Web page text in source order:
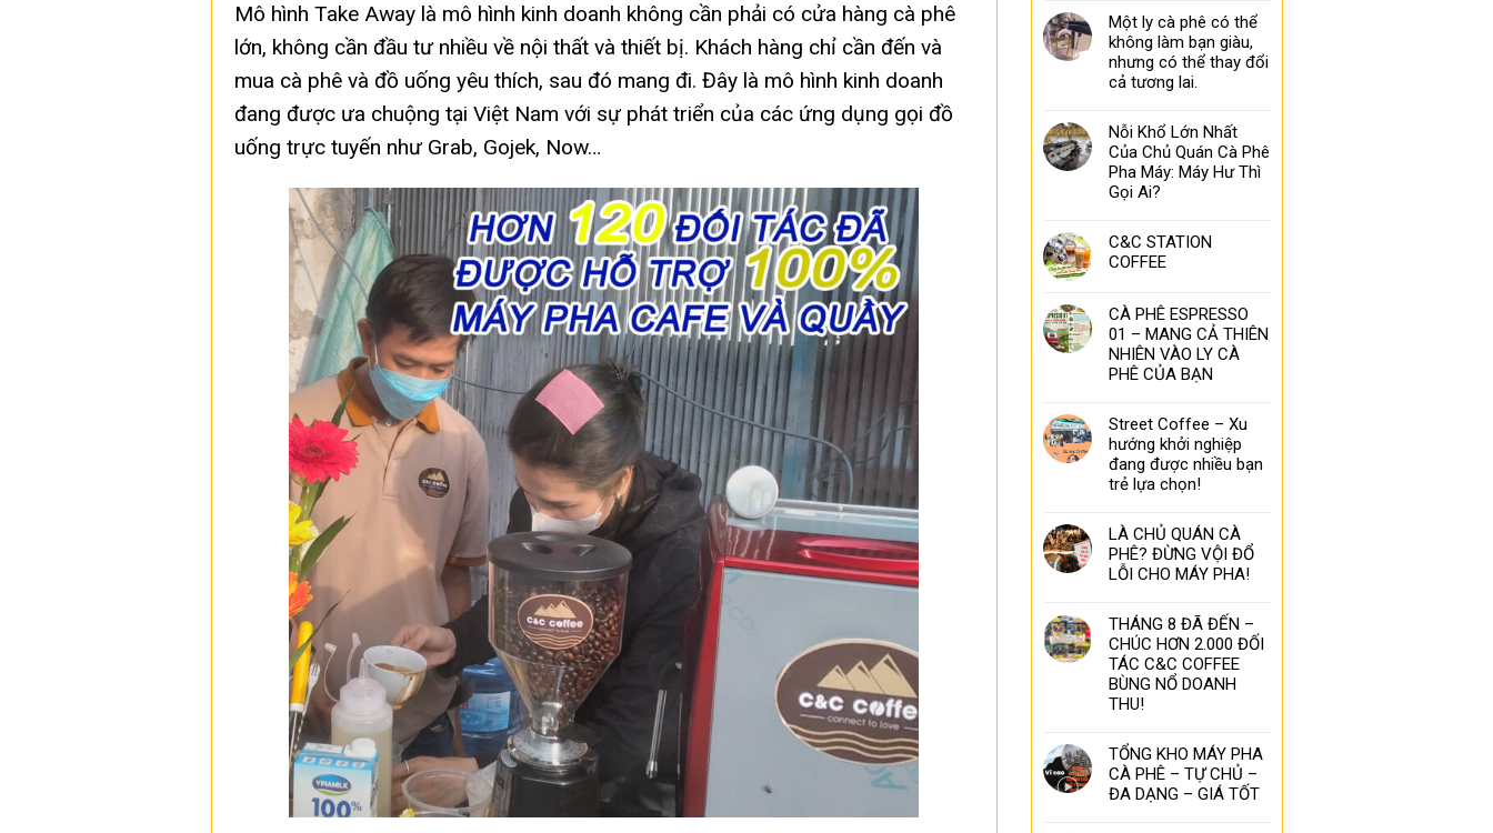
Mô hình Take Away là mô hình kinh doanh không cần phải có cửa hàng cà phê
lớn, không cần đầu tư nhiều về nội thất và thiết bị. Khách hàng chỉ cần đến và
mua cà phê và đồ uống yêu thích, sau đó mang đi. Đây là mô hình kinh doanh
đang được ưa chuộng tại Việt Nam với sự phát triển của các ứng dụng gọi đồ
uống trực tuyến như Grab, Gojek, Now…
Một ly cà phê có thể
không làm bạn giàu,
nhưng có thể thay đổi
cả tương lai.
Nỗi Khổ Lớn Nhất
Của Chủ Quán Cà Phê
Pha Máy: Máy Hư Thì
Gọi Ai?
C&C STATION
COFFEE
CÀ PHÊ ESPRESSO
01 – MANG CẢ THIÊN
NHIÊN VÀO LY CÀ
PHÊ CỦA BẠN
Street Coffee – Xu
hướng khởi nghiệp
đang được nhiều bạn
trẻ lựa chọn!
LÀ CHỦ QUÁN CÀ
PHÊ? ĐỪNG VỘI ĐỔ
LỖI CHO MÁY PHA!
THÁNG 8 ĐÃ ĐẾN –
CHÚC HƠN 2.000 ĐỐI
TÁC C&C COFFEE
BÙNG NỔ DOANH
THU!
TỔNG KHO MÁY PHA
CÀ PHÊ – TỰ CHỦ –
ĐA DẠNG – GIÁ TỐT